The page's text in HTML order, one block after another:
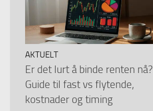
AKTUELT
Er det lurt å binde renten nå?
Guide til fast vs flytende,
kostnader og timing